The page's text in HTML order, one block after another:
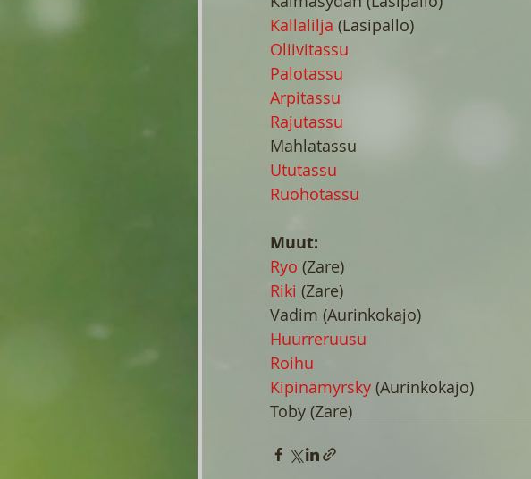
Kallalilja (Lasipallo)
Oliivitassu
Palotassu
Arpitassu
Rajutassu
Mahlatassu
Ututassu
Ruohotassu
Muut:
Ryo (Zare)
Riki (Zare)
Vadim (Aurinkokajo)
Huurreruusu
Roihu
Kipinämyrsky (Aurinkokajo)
Toby (Zare)